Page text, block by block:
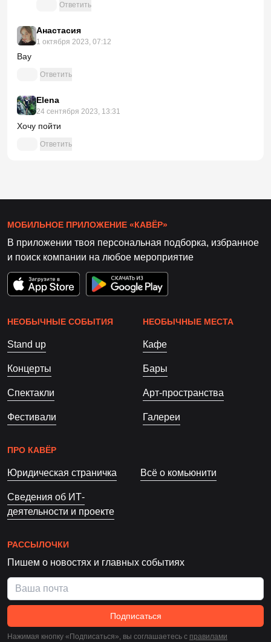
Ответить
Анастасия
1 октября 2023, 07:12
Вау
Ответить
Elena
24 сентября 2023, 13:31
Хочу пойти
Ответить
МОБИЛЬНОЕ ПРИЛОЖЕНИЕ «КАВЁР»
В приложении твоя персональная подборка, избранное
и поиск компании на любое мероприятие
НЕОБЫЧНЫЕ СОБЫТИЯ
Stand up
Концерты
Спектакли
Фестивали
НЕОБЫЧНЫЕ МЕСТА
Кафе
Бары
Арт-пространства
Галереи
ПРО КАВЁР
Юридическая страничка Всё о комьюнити
Сведения об ИТ-
деятельности и проекте
РАССЫЛОЧКИ
Пишем о новостях и главных событиях
Подписаться
Нажимая кнопку «Подписаться», вы соглашаетесь c правилами